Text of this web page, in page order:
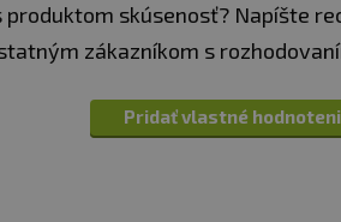
produktom skúsenosť? Napíšte
zákazníkom s
Pridať vlastné